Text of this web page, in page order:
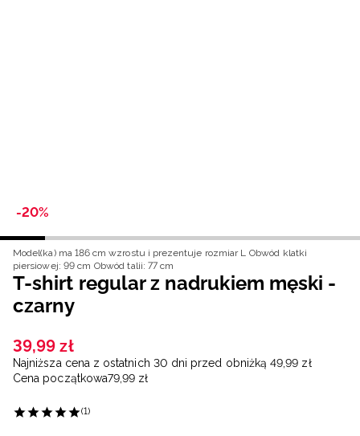
-20%
Model(ka) ma 186 cm wzrostu i prezentuje rozmiar L Obwód klatki
piersiowej: 99 cm Obwód talii: 77 cm
T-shirt regular z nadrukiem męski -
czarny
39,99 zł
Najniższa cena z ostatnich 30 dni przed obniżką 49,99 zł
Cena początkowa79,99 zł
(1)